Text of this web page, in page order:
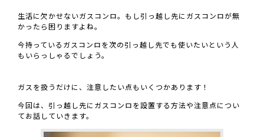
生活に欠かせないガスコンロ。もし引っ越し先にガスコンロが無
かったら困りますよね。
今持っているガスコンロを次の引っ越し先でも使いたいという人
もいらっしゃるでしょう。
ガスを扱うだけに、注意したい点もいくつかあります！
今回は、引っ越し先にガスコンロを設置する方法や注意点につい
てお話していきます。